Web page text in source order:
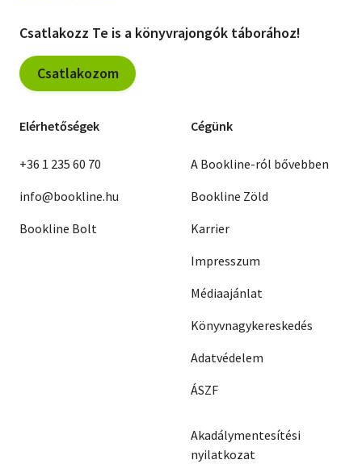
Csatlakozz Te is a könyvrajongók táborához!
Csatlakozom
Elérhetőségek
+36 1 235 60 70
info@bookline.hu
Bookline Bolt
Cégünk
A Bookline-ról bővebben
Bookline Zöld
Karrier
Impresszum
Médiaajánlat
Könyvnagykereskedés
Adatvédelem
ÁSZF
Akadálymentesítési
nyilatkozat